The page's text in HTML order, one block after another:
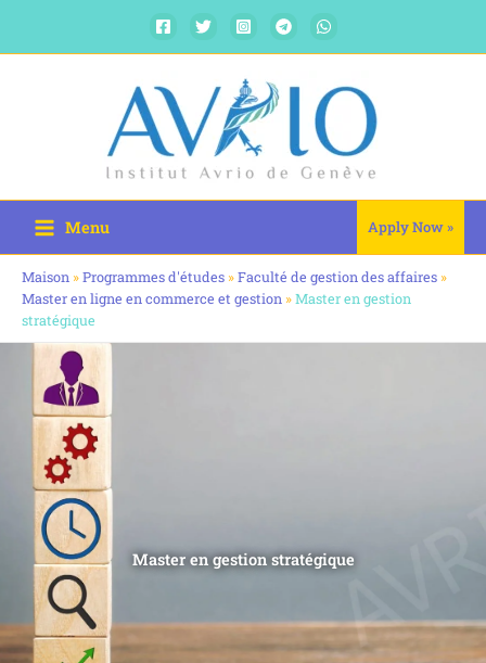
Menu Apply Now »
Maison »Programmes d'études »Faculté de gestion des affaires »
Master en ligne en commerce et gestion »Master en gestion
stratégique
Master en gestion stratégique